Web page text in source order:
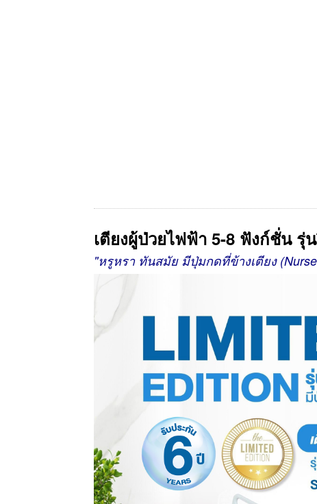
เตียงผู้ป่วยไฟฟ้า 5-8 ฟังก์ชั่น รุ่
"หรูหรา ทันสมัย มีปุ่มกดที่ข้างเตียง